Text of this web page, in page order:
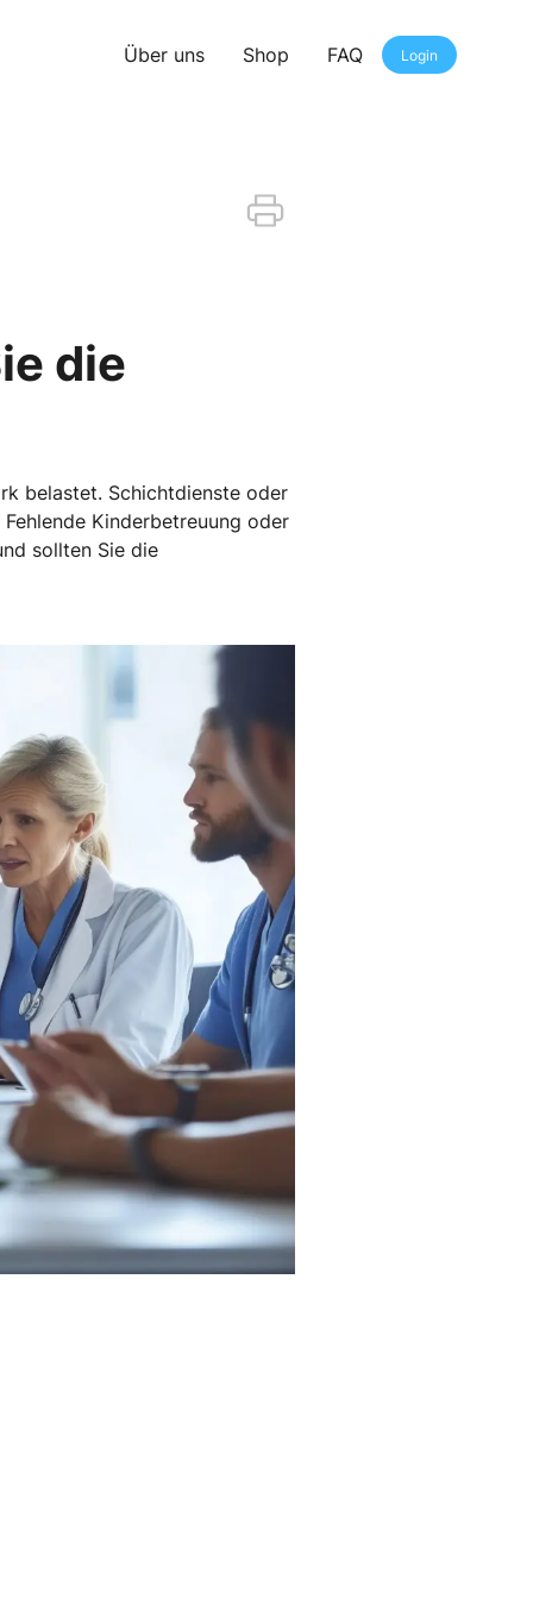
Über uns Shop FAQ Login
die
belastet. Schichtdienste oder
Kinderbetreuung oder
sollten Sie die